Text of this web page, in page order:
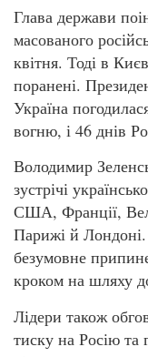
Глава держави
масованого
квітня. Тоді в
поранені.
Україна
вогню, і 46 днів
Володимир
зустрічі
США, Франції,
Парижі й
безумовне
кроком на шляху
Лідери також
тиску на Росію та